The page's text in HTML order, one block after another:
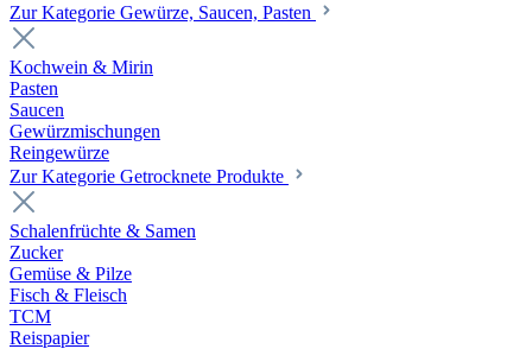
Zur Kategorie Gewürze, Saucen, Pasten
Kochwein & Mirin
Pasten
Saucen
Gewürzmischungen
Reingewürze
Zur Kategorie Getrocknete Produkte
Schalenfrüchte & Samen
Zucker
Gemüse & Pilze
Fisch & Fleisch
TCM
Reispapier